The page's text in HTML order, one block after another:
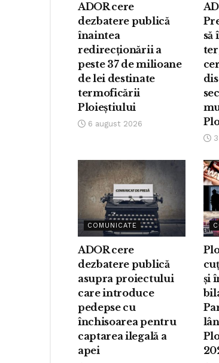
ADOR cere
dezbatere publică
înaintea
redirecționării a
peste 37 de milioane
de lei destinate
termoficării
Ploieștiului
6 august 2026
să
3
COMUNICATE
ADOR cere
dezbatere publică
asupra proiectului
care introduce
pedepse cu
închisoarea pentru
captarea ilegală a
apei
și